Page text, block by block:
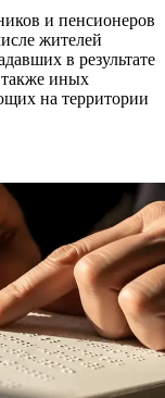
и пенсионеров
жителей
в результате
также иных
на территории